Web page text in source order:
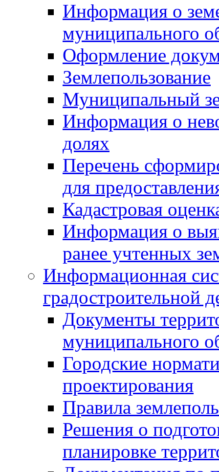
Информация о
муниципального
Оформление
Землепользование
Муниципальный
Информация о
долях
Перечень
для
Кадастровая
Информация о
ранее учтенных
Информационная
градостроительной
Документы
муниципального
Городские
проектирования
Правила
Решения о
планировке